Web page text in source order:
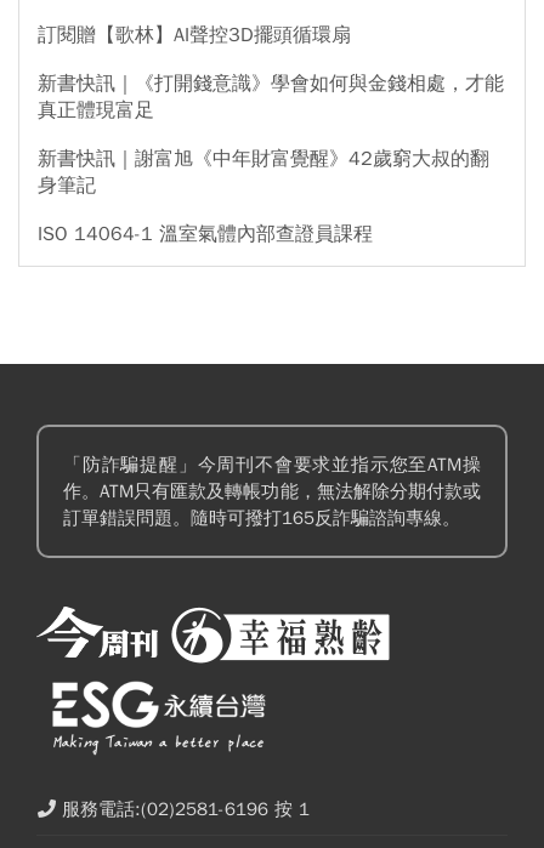
訂閱贈【歌林】AI聲控3D擺頭循環扇
新書快訊｜《打開錢意識》學會如何與金錢相處，才能
真正體現富足
新書快訊｜謝富旭《中年財富覺醒》42歲窮大叔的翻
身筆記
ISO 14064-1 溫室氣體內部查證員課程
「防詐騙提醒」今周刊不會要求並指示您至ATM操
作。ATM只有匯款及轉帳功能，無法解除分期付款或
訂單錯誤問題。隨時可撥打165反詐騙諮詢專線。
服務電話:(02)2581-6196 按 1